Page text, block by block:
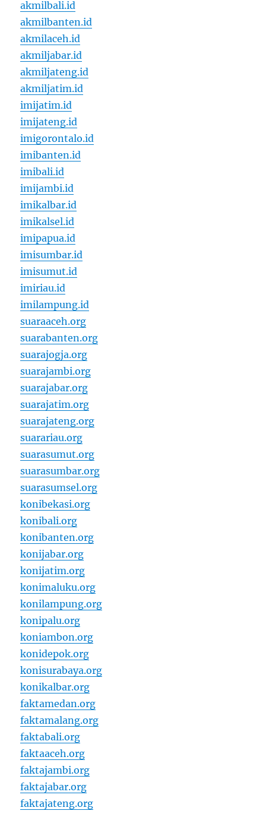
akmilbali.id
akmilbanten.id
akmilaceh.id
akmiljabar.id
akmiljateng.id
akmiljatim.id
imijatim.id
imijateng.id
imigorontalo.id
imibanten.id
imibali.id
imijambi.id
imikalbar.id
imikalsel.id
imipapua.id
imisumbar.id
imisumut.id
imiriau.id
imilampung.id
suaraaceh.org
suarabanten.org
suarajogja.org
suarajambi.org
suarajabar.org
suarajatim.org
suarajateng.org
suarariau.org
suarasumut.org
suarasumbar.org
suarasumsel.org
konibekasi.org
konibali.org
konibanten.org
konijabar.org
konijatim.org
konimaluku.org
konilampung.org
konipalu.org
koniambon.org
konidepok.org
konisurabaya.org
konikalbar.org
faktamedan.org
faktamalang.org
faktabali.org
faktaaceh.org
faktajambi.org
faktajabar.org
faktajateng.org